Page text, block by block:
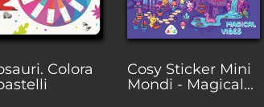
Colora
Cosy Sticker Mini
Mondi - Magical...